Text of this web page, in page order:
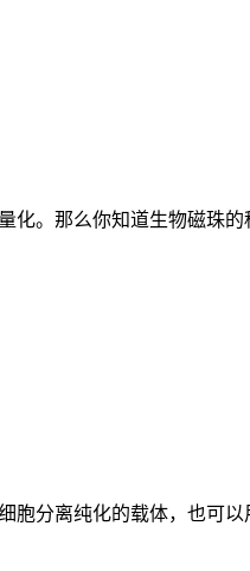
。那么你知道生物磁珠的
分离纯化的载体，也可以